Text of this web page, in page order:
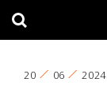
20 06 2024